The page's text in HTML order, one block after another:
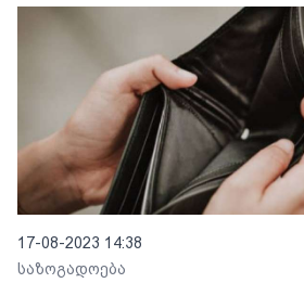
17-08-2023 14:38
საზოგადოება